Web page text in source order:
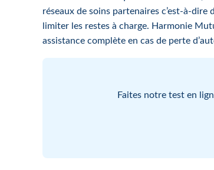
réseaux de soins partenaires c’est-à-
limiter les restes à charge. Harmonie
assistance complète en cas de perte
Faites notre test en